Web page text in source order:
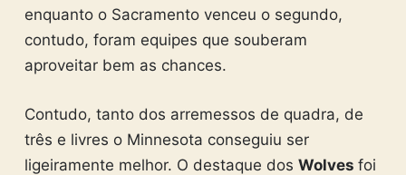
enquanto o Sacramento venceu o segundo,
contudo, foram equipes que souberam
aproveitar bem as chances.
Contudo, tanto dos arremessos de quadra, de
três e livres o Minnesota conseguiu ser
ligeiramente melhor. O destaque dos Wolves foi